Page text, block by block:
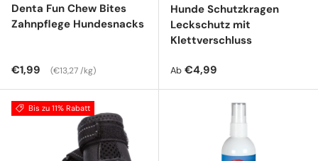
Denta Fun Chew Bites
Zahnpflege Hundesnacks
Normaler Preis
€1,99 Grundpreis
€13,27 /kg
Hunde Schutzkragen
Leckschutz mit
Klettverschluss
Normaler Preis
Ab €4,99
Bis zu 11% Rabatt